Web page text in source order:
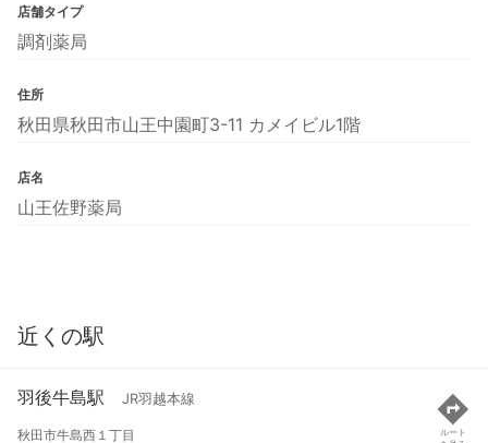
店舗タイプ
調剤薬局
住所
秋田県秋田市山王中園町3-11 カメイビル1階
店名
山王佐野薬局
近くの駅
羽後牛島駅 JR羽越本線
秋田市牛島西１丁目
ルート